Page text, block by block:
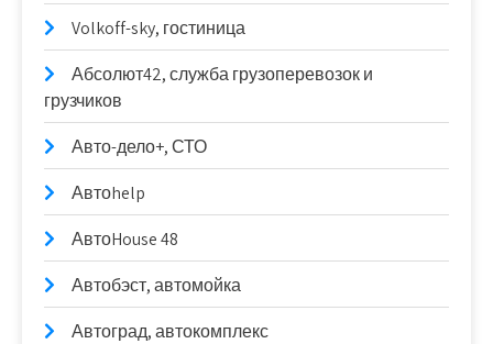
Volkoff-sky, гостиница
Абсолют42, служба грузоперевозок и
грузчиков
Авто-дело+, СТО
Автоhelp
АвтоHouse 48
Автобэст, автомойка
Автоград, автокомплекс